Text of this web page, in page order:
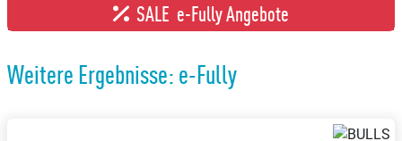
SALE e-Fully Angebote
Weitere Ergebnisse: e-Fully